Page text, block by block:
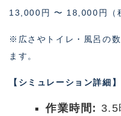
13,000円 〜 18,000円（
※広さやトイレ・風呂の
ます。
【シミュレーション詳細】
作業時間: 3.5